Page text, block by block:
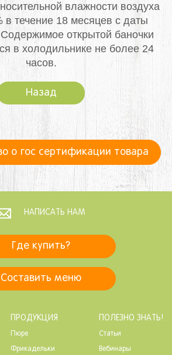
влажности воздуха
в течение 18 месяцев с даты
открытой баночки
в холодильнике не более 24
часов.
Назад
о гос сертификации товара
Где купить?
Составить меню
НАПИСАТЬ НАМ
ПРОДУКЦИЯ
Пюре
Фрикадельки
ПОЛЕЗНО ЗНАТЬ!
Статьи
Вебинары